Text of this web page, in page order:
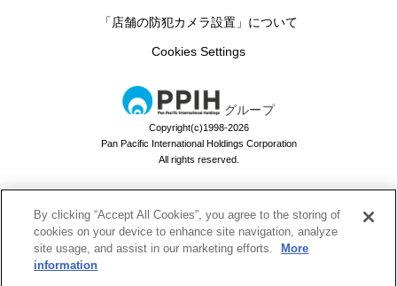
「店舗の防犯カメラ設置」について
Cookies Settings
グループ
Copyright(c)1998-2026
Pan Pacific International Holdings Corporation
All rights reserved.
By clicking “Accept All Cookies”, you agree to the storing of
cookies on your device to enhance site navigation, analyze
site usage, and assist in our marketing efforts.
More
information
ドン・キホーテのお買い物アプリ
ドンキでお買い物するなら必須！